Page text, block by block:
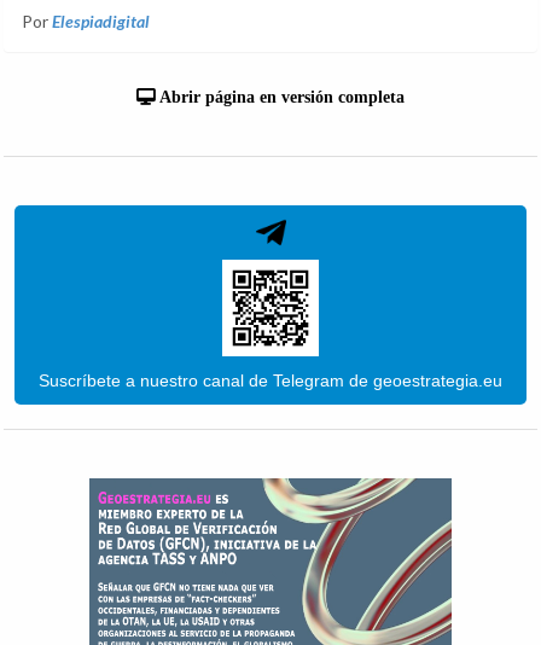
PorElespiadigital
Abrir página en versión completa
Suscríbete a nuestro canal de Telegram de geoestrategia.eu